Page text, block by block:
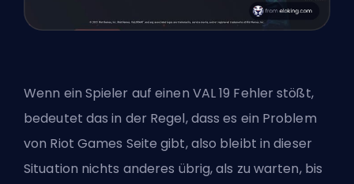
Wenn ein Spieler auf einen VAL 19 Fehler stößt,
bedeutet das in der Regel, dass es ein Problem
von Riot Games Seite gibt, also bleibt in dieser
Situation nichts anderes übrig, als zu warten, bis